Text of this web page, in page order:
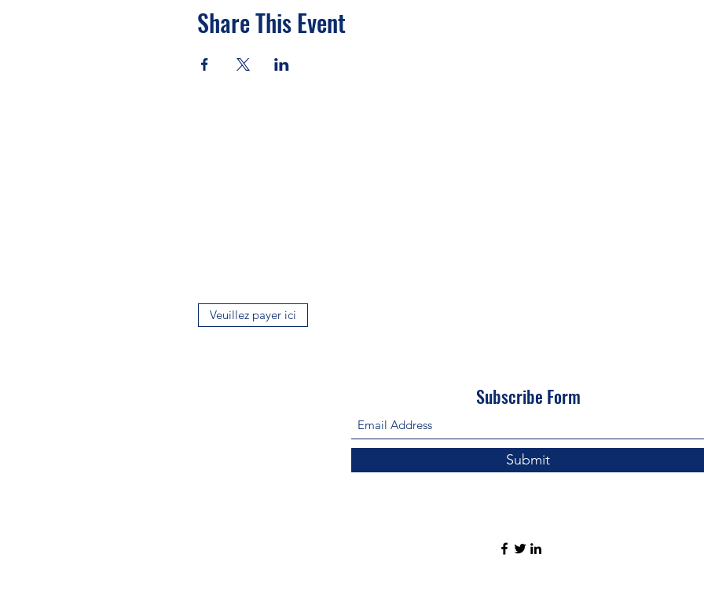
Share This Event
Veuillez payer ici
Subscribe Form
Submit